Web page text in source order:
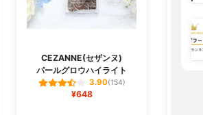
CEZANNE(セザンヌ)
パールグロウハイライト
3.90(154)
¥648